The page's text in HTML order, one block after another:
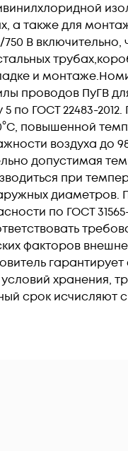
а также для
В
и
Жилы проводов
по ГОСТ 22483-
повышенной
воздуха до
допустимая
при
по ГОСТ
факторов
хранения,
срок